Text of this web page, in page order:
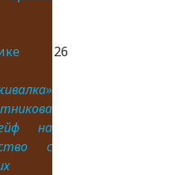
на
с
26